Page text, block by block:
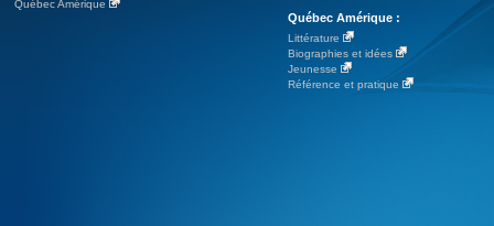
Québec Amérique
Québec Amérique :
Littérature
Biographies et idées
Jeunesse
Référence et pratique